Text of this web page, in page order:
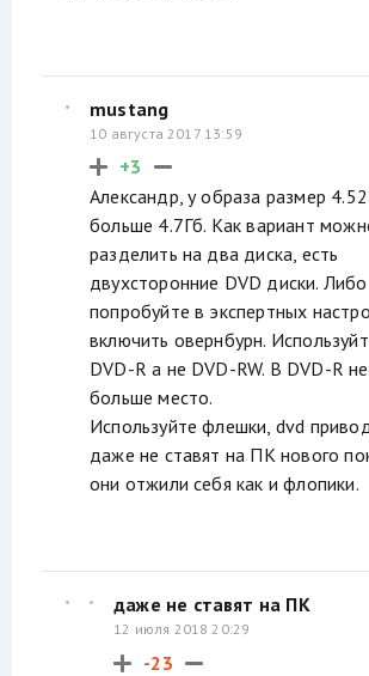
mustang
10 августа 2017 13:59
+3
Александр, у образа размер
больше 4.7Гб. Как вариант
разделить на два диска, есть
двухсторонние DVD диски. Либо
попробуйте в экспертных
включить овернбурн.
DVD-R а не DVD-RW. В DVD-R
больше место.
Используйте флешки, dvd
даже не ставят на ПК нового
они отжили себя как и флопики.
даже не ставят на ПК
12 июля 2018 20:29
-23